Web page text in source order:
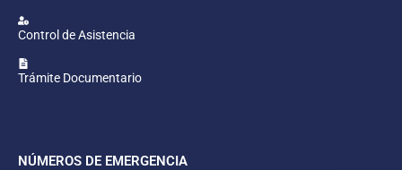
Control de Asistencia
Trámite Documentario
NÚMEROS DE EMERGENCIA